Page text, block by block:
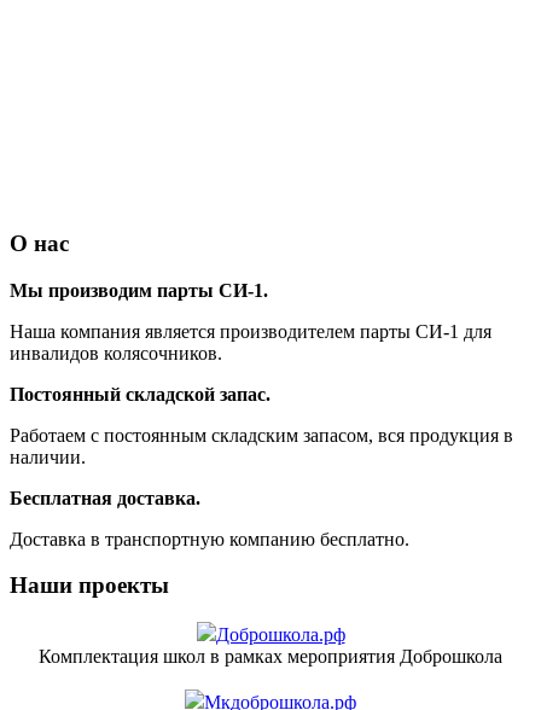
О нас
Мы производим парты СИ-1.
Наша компания является производителем парты СИ-1 для
инвалидов колясочников.
Постоянный складской запас.
Работаем с постоянным складским запасом, вся продукция в
наличии.
Бесплатная доставка.
Доставка в транспортную компанию бесплатно.
Наши проекты
Доброшкола.рф
Комплектация школ в рамках мероприятия Доброшкола
Мкдоброшкола.рф